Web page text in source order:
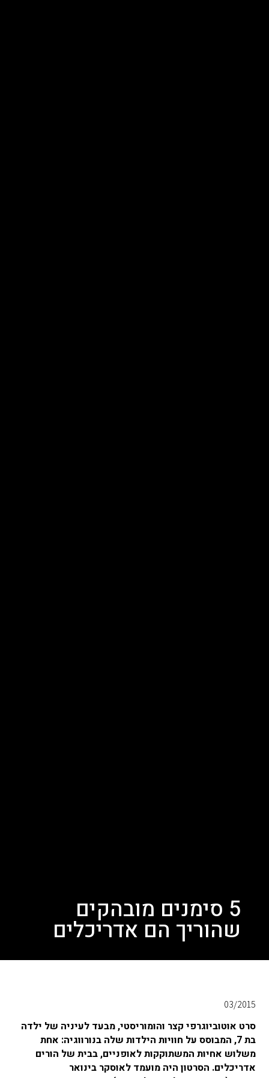
5 סימנים מובהקים
שהוריך הם אדריכלים
03/2015
סרט אוטוביוגרפי קצר והומוריסטי, מבעד לעיניה של ילדה
בת 7, המבוסס על חוויות הילדות שלה בנורווגיה: אחת
משלוש אחיות המשתוקקות לאופניים, בבית של הורים
אדריכלים. הסרטון היה מועמד לאוסקר בינואר